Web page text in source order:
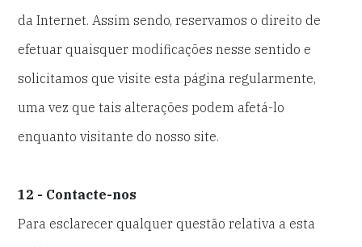
da Internet. Assim sendo, reservamos o direito de
efetuar quaisquer modificações nesse sentido e
solicitamos que visite esta página regularmente,
uma vez que tais alterações podem afetá-lo
enquanto visitante do nosso site.
12 - Contacte-nos
Para esclarecer qualquer questão relativa a esta